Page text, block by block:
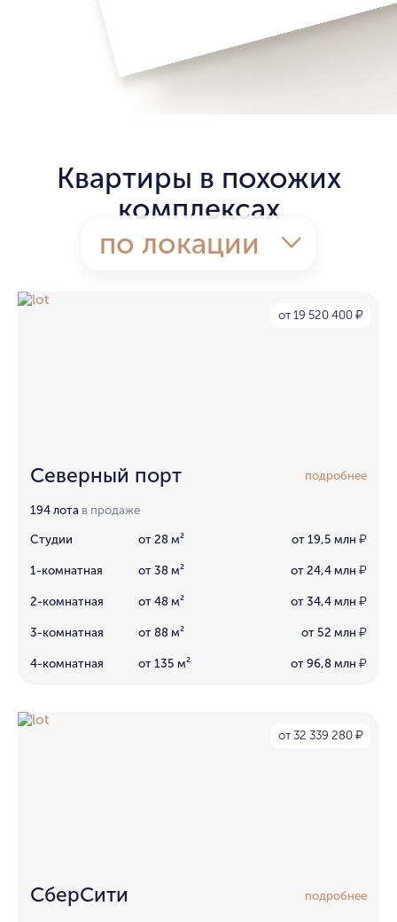
Квартиры в похожих
комплексах
по локации
от 19 520 400 ₽
Северный порт подробнее
194 лота в продаже
Студии от 28 м² от 19,5 млн ₽
1-комнатная от 38 м² от 24,4 млн ₽
2-комнатная от 48 м² от 34,4 млн ₽
3-комнатная от 88 м² от 52 млн ₽
4-комнатная от 135 м² от 96,8 млн ₽
от 32 339 280 ₽
СберСити подробнее